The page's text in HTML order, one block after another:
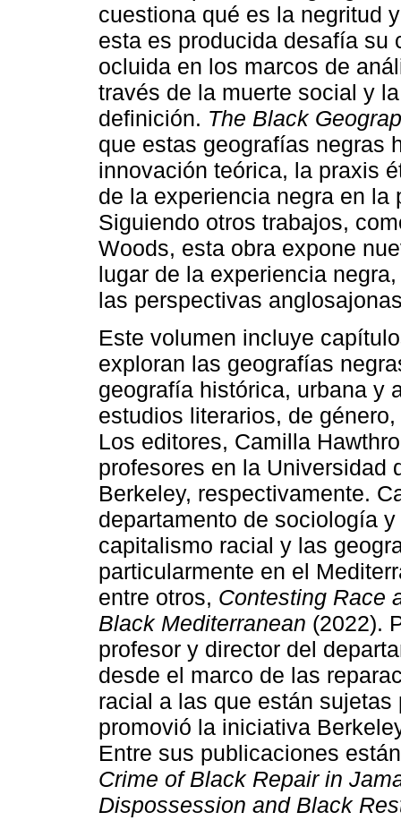
cuestiona qué es la negritud
esta es producida desafía su
ocluida en los marcos de
través de la muerte social y
definición. The Black
que estas geografías negras
innovación teórica, la praxis
de la experiencia negra en
Siguiendo otros trabajos,
Woods, esta obra expone
lugar de la experiencia
las perspectivas
Este volumen incluye
exploran las geografías
geografía histórica, urbana y
estudios literarios, de
Los editores, Camilla
profesores en la Universidad
Berkeley, respectivamente.
departamento de sociología
capitalismo racial y las
particularmente en el
entre otros, Contesting Race
Black Mediterranean (2022).
profesor y director del
desde el marco de las
racial a las que están
promovió la iniciativa
Entre sus publicaciones
Crime of Black Repair in
Dispossession and Black